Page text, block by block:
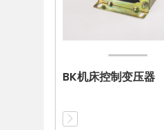
BK机床控制变压器